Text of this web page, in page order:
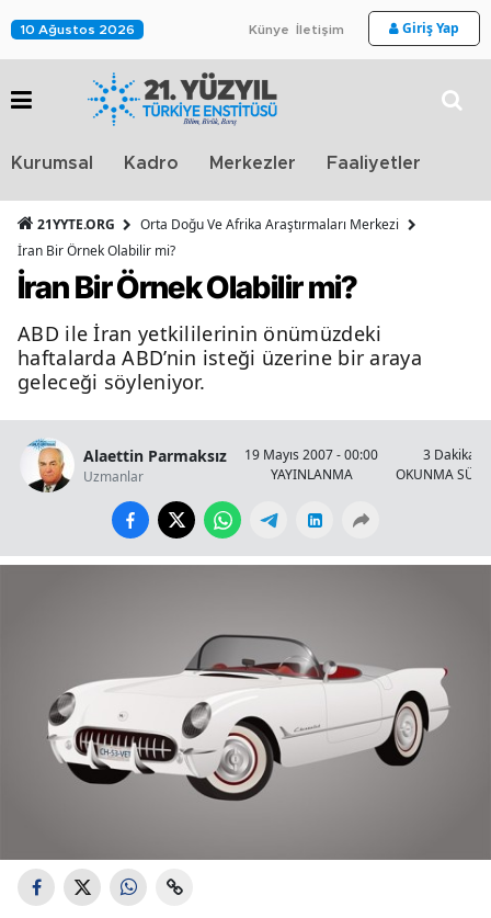
10 Ağustos 2026 Künye İletişim Giriş Yap
Kurumsal Kadro Merkezler Faaliyetler
21YYTE.ORG
Orta Doğu Ve Afrika Araştırmaları Merkezi
İran Bir Örnek Olabilir mi?
İran Bir Örnek Olabilir mi?
ABD ile İran yetkililerinin önümüzdeki
haftalarda ABD’nin isteği üzerine bir araya
geleceği söyleniyor.
Alaettin Parmaksız
Uzmanlar
19 Mayıs 2007 - 00:00
YAYINLANMA
3 Dakika
OKUNMA